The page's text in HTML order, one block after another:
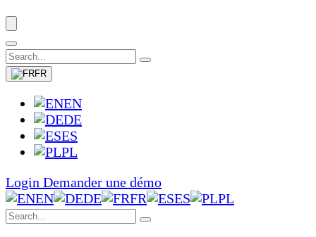
FR
EN
DE
ES
PL
Login Demander une démo
EN
DE FR ES PL